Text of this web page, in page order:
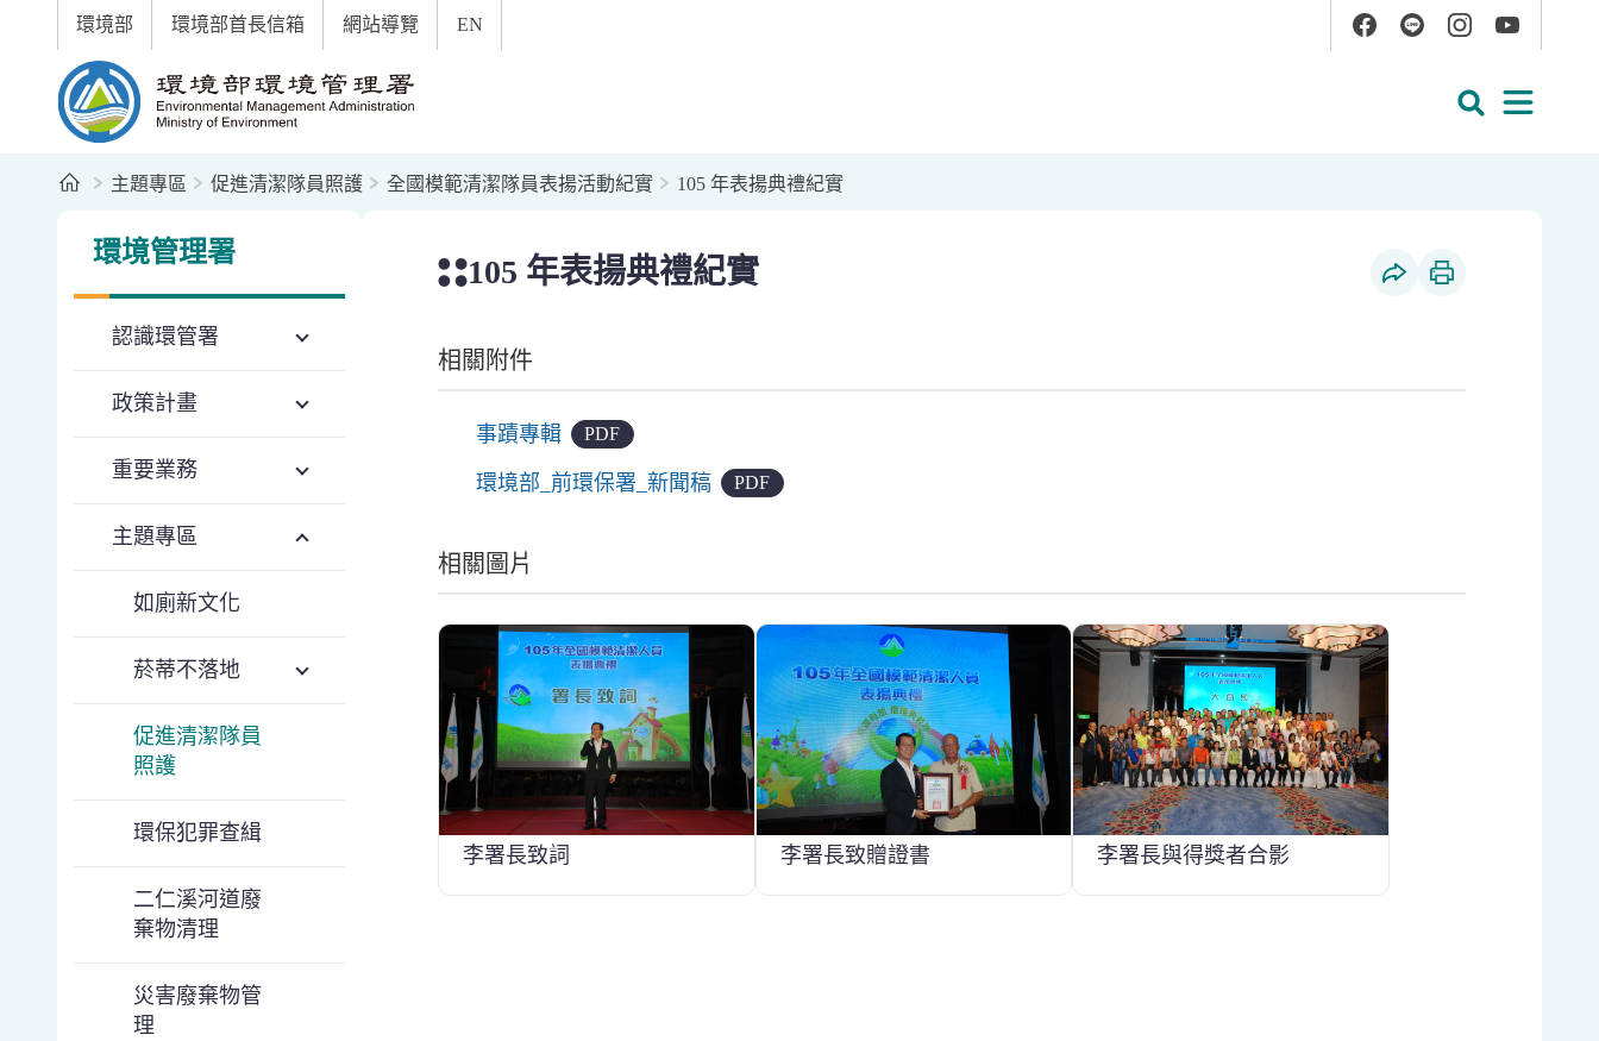
跳到主要內容區塊
環境部 環境部首長信箱 網站導覽
EN
YouTube
首頁主題專區 促進清潔隊員照護 全國模範清潔隊員表揚活動紀實 105 年表揚典禮紀實
環境管理署
認識環管署
政策計畫
重要業務
主題專區
如廁新文化
菸蒂不落地
促進清潔隊員
照護
環保犯罪查緝
二仁溪河道廢
棄物清理
災害廢棄物管
理
105 年表揚典禮紀實
相關附件
事蹟專輯 PDF
環境部_前環保署_新聞稿 PDF
相關圖片
李署長致詞 李署長致贈證書 李署長與得獎者合影